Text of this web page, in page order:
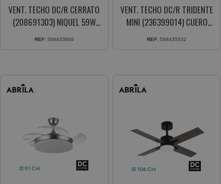
VENT. TECHO DC/R CERRATO
(208691303) NIQUEL 59W
REF: 568433849
VENT. TECHO DC/R TRIDENTE
MINI (236399014) CUERO
REF: 568435532